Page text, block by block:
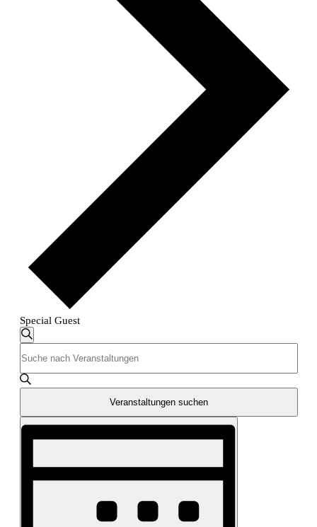
Special Guest
Veranstaltungen
Veranstaltungen
Suche
und
Navigation
Suche
Schlüsselwort
eingeben.
Suche
Schlüsselwort.
Veranstaltungen suchen
Veranstaltung
Ansichten-